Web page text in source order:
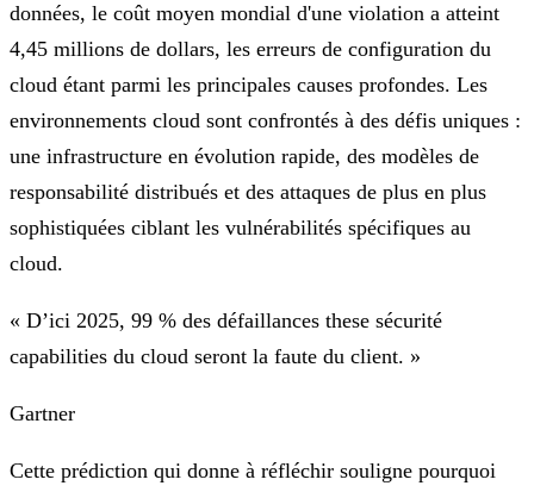
données, le coût moyen mondial d'une violation a atteint
4,45 millions de dollars, les erreurs de configuration du
cloud étant parmi les principales causes profondes. Les
environnements cloud sont confrontés à des défis uniques :
une infrastructure en évolution rapide, des modèles de
responsabilité distribués et des attaques de plus en plus
sophistiquées ciblant les vulnérabilités spécifiques au
cloud.
« D’ici 2025, 99 % des défaillances these sécurité
capabilities du cloud seront la faute du client. »
Gartner
Cette prédiction qui donne à réfléchir souligne pourquoi